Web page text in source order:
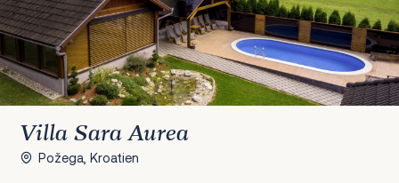
Villa Sara Aurea
Požega, Kroatien